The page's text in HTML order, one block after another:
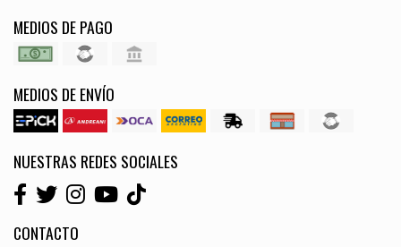
MEDIOS DE PAGO
MEDIOS DE ENVÍO
NUESTRAS REDES SOCIALES
CONTACTO